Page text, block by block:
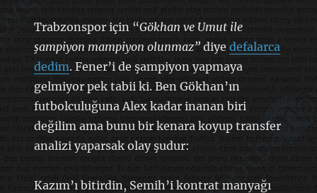
Trabzonspor için “Gökhan ve Umut ile
şampiyon mampiyon olunmaz”diye defalarca
dedim. Fener’i de şampiyon yapmaya
gelmiyor pek tabii ki. Ben Gökhan’ın
futbolculuğuna Alex kadar inanan biri
değilim ama bunu bir kenara koyup transfer
analizi yaparsak olay şudur:
Kazım’ı bitirdin, Semih’i kontrat manyağı